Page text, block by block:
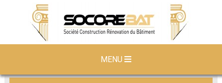
MENU